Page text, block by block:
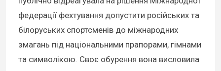
федерації фехтування допустити російських та
білоруських спортсменів до міжнародних
змагань під національними прапорами, гімнами
та символікою. Своє обурення вона висловила